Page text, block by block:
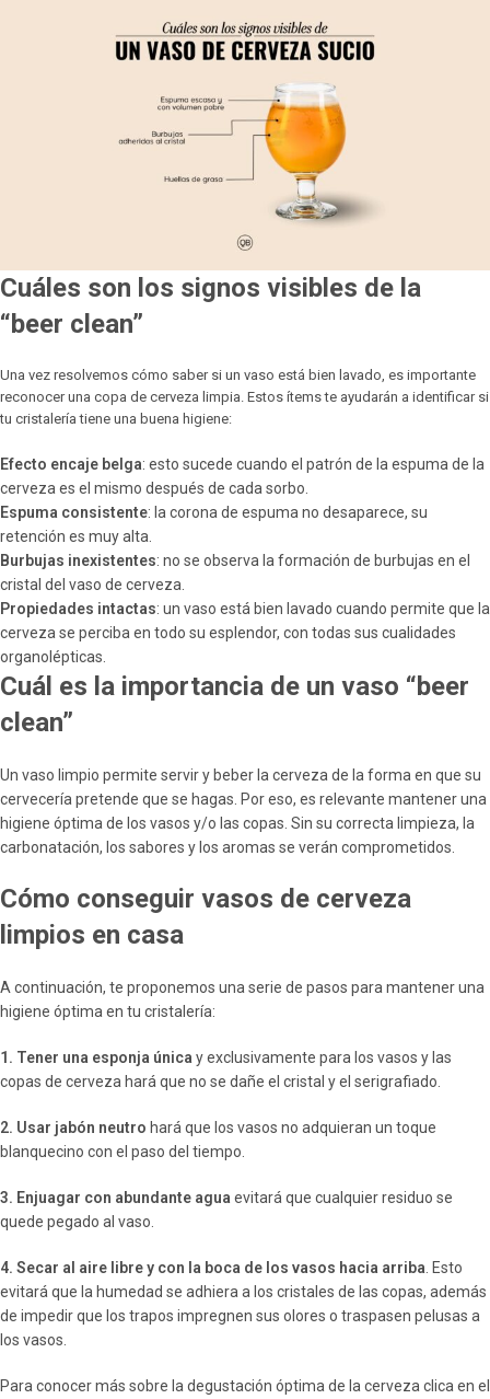
Cuáles son los signos visibles de la
“beer clean”
Una vez resolvemos cómo saber si un vaso está bien lavado, es importante
reconocer una copa de cerveza limpia. Estos ítems te ayudarán a identificar si
tu cristalería tiene una buena higiene:
Efecto encaje belga: esto sucede cuando el patrón de la espuma de la
cerveza es el mismo después de cada sorbo.
Espuma consistente: la corona de espuma no desaparece, su
retención es muy alta.
Burbujas inexistentes: no se observa la formación de burbujas en el
cristal del vaso de cerveza.
Propiedades intactas: un vaso está bien lavado cuando permite que la
cerveza se perciba en todo su esplendor, con todas sus cualidades
organolépticas.
Cuál es la importancia de un vaso “beer
clean”
Un vaso limpio permite servir y beber la cerveza de la forma en que su
cervecería pretende que se hagas. Por eso, es relevante mantener una
higiene óptima de los vasos y/o las copas. Sin su correcta limpieza, la
carbonatación, los sabores y los aromas se verán comprometidos.
Cómo conseguir vasos de cerveza
limpios en casa
A continuación, te proponemos una serie de pasos para mantener una
higiene óptima en tu cristalería:
1. Tener una esponja única y exclusivamente para los vasos y las
copas de cerveza hará que no se dañe el cristal y el serigrafiado.
2. Usar jabón neutro hará que los vasos no adquieran un toque
blanquecino con el paso del tiempo.
3. Enjuagar con abundante agua evitará que cualquier residuo se
quede pegado al vaso.
4. Secar al aire libre y con la boca de los vasos hacia arriba . Esto
evitará que la humedad se adhiera a los cristales de las copas, además
de impedir que los trapos impregnen sus olores o traspasen pelusas a
los vasos.
Para conocer más sobre la degustación óptima de la cerveza clica en el